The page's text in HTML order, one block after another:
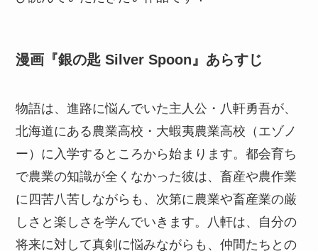
漫画『銀の匙 Silver Spoon』あらすじ
物語は、進路に悩んでいた主人公・八軒勇吾が、
北海道にある農業高校・大蝦夷農業高校（エゾノ
ー）に入学するところから始まります。都会育ち
で農業の知識が全くなかった彼は、畜産や農作業
に四苦八苦しながらも、次第に農業や畜産業の厳
しさと楽しさを学んでいきます。八軒は、自分の
将来に対して真剣に悩みながらも、仲間たちとの